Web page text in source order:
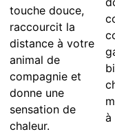
touche douce,
raccourcit la
distance à votre
animal de
compagnie et
donne une
sensation de
chaleur.
à